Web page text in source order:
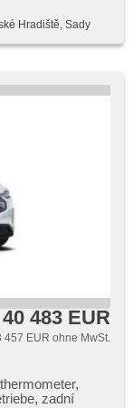
Anzeige, Uhr
der
senzory
(ESP),
limitu
dotykové
štít, volba
změny
asistent
per Taste,
Hradiště, Sady
40 483 EUR
457 EUR ohne MwSt.
zadní